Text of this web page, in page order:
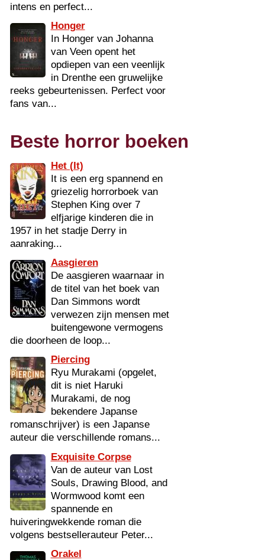
intens en perfect...
Honger
In Honger van Johanna
van Veen opent het
opdiepen van een veenlijk
in Drenthe een gruwelijke
reeks gebeurtenissen. Perfect voor
fans van...
Beste horror boeken
Het (It)
It is een erg spannend en
griezelig horrorboek van
Stephen King over 7
elfjarige kinderen die in
1957 in het stadje Derry in
aanraking...
Aasgieren
De aasgieren waarnaar in
de titel van het boek van
Dan Simmons wordt
verwezen zijn mensen met
buitengewone vermogens
die doorheen de loop...
Piercing
Ryu Murakami (opgelet,
dit is niet Haruki
Murakami, de nog
bekendere Japanse
romanschrijver) is een Japanse
auteur die verschillende romans...
Exquisite Corpse
Van de auteur van Lost
Souls, Drawing Blood, and
Wormwood komt een
spannende en
huiveringwekkende roman die
volgens bestsellerauteur Peter...
Orakel